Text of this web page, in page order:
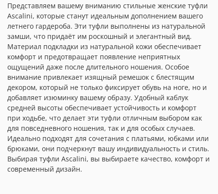
Представляем вашему вниманию стильные женские туфли
Ascalini, которые станут идеальным дополнением вашего
летнего гардероба. Эти туфли выполнены из натуральной
замши, что придаёт им роскошный и элегантный вид.
Материал подкладки из натуральной кожи обеспечивает
комфорт и предотвращает появление неприятных
ощущений даже после длительного ношения. Особое
внимание привлекает изящный ремешок с блестящим
декором, который не только фиксирует обувь на ноге, но и
добавляет изюминку вашему образу. Удобный каблук
средней высоты обеспечивает устойчивость и комфорт
при ходьбе, что делает эти туфли отличным выбором как
для повседневного ношения, так и для особых случаев.
Идеально подходят для сочетания с платьями, юбками или
брюками, они подчеркнут вашу индивидуальность и стиль.
Выбирая туфли Ascalini, вы выбираете качество, комфорт и
современный дизайн.